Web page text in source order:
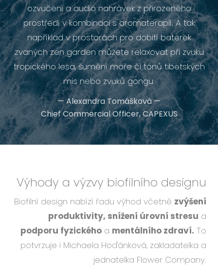
ozvučení a audio nahrávek z přirozeného
prostředí v kombinaci s aromaterapií. A tak
například v prostorách pro dobití baterek
zvaných zen garden můžete relaxovat při zvuku
tropického lesa, šumění moře či tónů tibetských
mis nebo zvuků gongu.
—Alexandra Tomášková—
Chief Commercial Officer, CAPEXUS
Výhody a výzvy biofilního designu
Biofilní design nabízí řadu výhod včetně zvýšení
produktivity, snížení úrovní stresu a
podporu fyzického a mentálního zdraví. To
potvrzuje i Michaela Hoďánková, zakladatelka a
jednatelka Flower Company.